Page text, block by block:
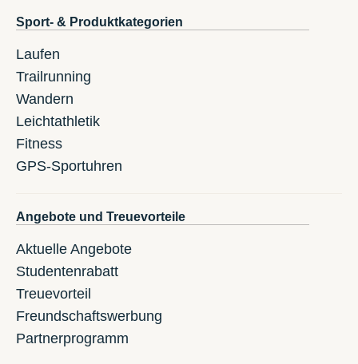
Sport- & Produktkategorien
Laufen
Trailrunning
Wandern
Leichtathletik
Fitness
GPS-Sportuhren
Angebote und Treuevorteile
Aktuelle Angebote
Studentenrabatt
Treuevorteil
Freundschaftswerbung
Partnerprogramm